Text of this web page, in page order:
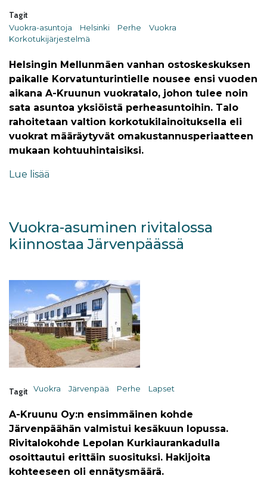
Tagit
Vuokra-asuntoja
Helsinki Perhe
Vuokra
Korkotukijärjestelmä
Helsingin Mellunmäen vanhan ostoskeskuksen
paikalle Korvatunturintielle nousee ensi vuoden
aikana A-Kruunun vuokratalo, johon tulee noin
sata asuntoa yksiöistä perheasuntoihin. Talo
rahoitetaan valtion korkotukilainoituksella eli
vuokrat määräytyvät omakustannusperiaatteen
mukaan kohtuuhintaisiksi.
Lue lisää
Vuokra-asuminen rivitalossa
kiinnostaa Järvenpäässä
Tagit Vuokra Järvenpää Perhe Lapset
A-Kruunu Oy:n ensimmäinen kohde
Järvenpäähän valmistui kesäkuun lopussa.
Rivitalokohde Lepolan Kurkiaurankadulla
osoittautui erittäin suosituksi. Hakijoita
kohteeseen oli ennätysmäärä.